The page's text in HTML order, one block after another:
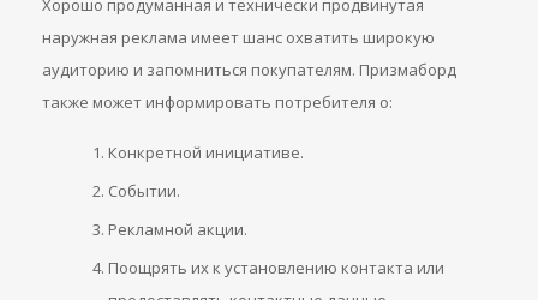
Хорошо продуманная и технически продвинутая
наружная реклама имеет шанс охватить широкую
аудиторию и запомниться покупателям. Призмаборд
также может информировать потребителя о:
Конкретной инициативе.
Событии.
Рекламной акции.
Поощрять их к установлению контакта или